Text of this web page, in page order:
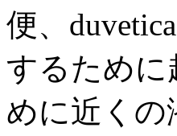
便、
するため
めに近くの